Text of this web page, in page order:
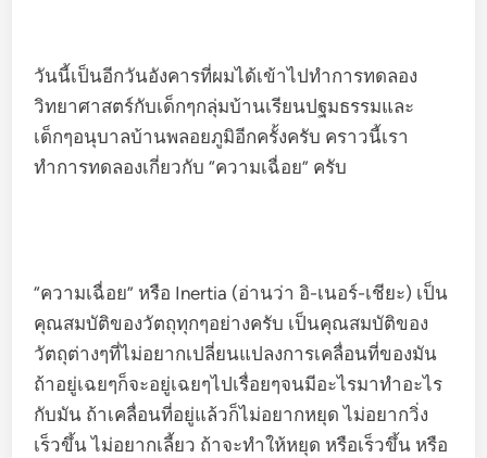
วันนี้เป็นอีกวันอังคารที่ผมได้เข้าไปทำการทดลอง
วิทยาศาสตร์กับเด็กๆกลุ่มบ้านเรียนปฐมธรรมและ
เด็กๆอนุบาลบ้านพลอยภูมิอีกครั้งครับ คราวนี้เรา
ทำการทดลองเกี่ยวกับ “ความเฉื่อย” ครับ
“ความเฉื่อย” หรือ Inertia (อ่านว่า อิ-เนอร์-เชียะ) เป็น
คุณสมบัติของวัตถุทุกๆอย่างครับ เป็นคุณสมบัติของ
วัตถุต่างๆที่ไม่อยากเปลี่ยนแปลงการเคลื่อนที่ของมัน
ถ้าอยู่เฉยๆก็จะอยู่เฉยๆไปเรื่อยๆจนมีอะไรมาทำอะไร
กับมัน ถ้าเคลื่อนที่อยู่แล้วก็ไม่อยากหยุด ไม่อยากวิ่ง
เร็วขึ้น ไม่อยากเลี้ยว ถ้าจะทำให้หยุด หรือเร็วขึ้น หรือ